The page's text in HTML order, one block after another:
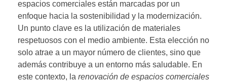
espacios comerciales están marcadas por un
enfoque hacia la sostenibilidad y la modernización.
Un punto clave es la utilización de materiales
respetuosos con el medio ambiente. Esta elección no
solo atrae a un mayor número de clientes, sino que
además contribuye a un entorno más saludable. En
este contexto, la renovación de espacios comerciales